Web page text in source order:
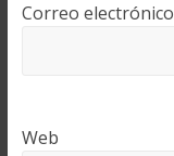
Correo electrónico
Web